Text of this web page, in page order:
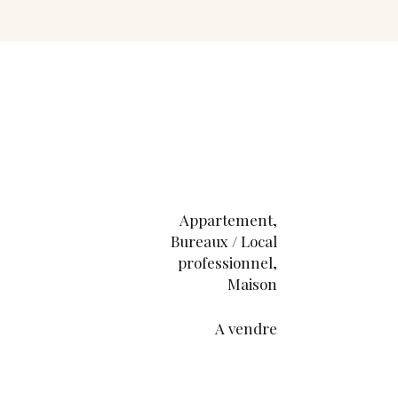
Appartement,
Bureaux / Local
professionnel,
Maison
A vendre